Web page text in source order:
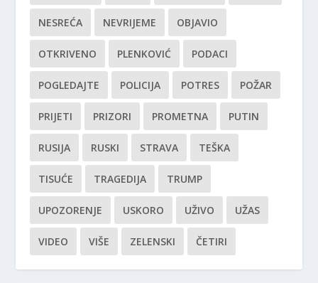
NESREĆA NEVRIJEME OBJAVIO
OTKRIVENO PLENKOVIĆ PODACI
POGLEDAJTE POLICIJA POTRES POŽAR
PRIJETI PRIZORI PROMETNA PUTIN
RUSIJA RUSKI STRAVA TEŠKA
TISUĆE TRAGEDIJA TRUMP
UPOZORENJE USKORO UŽIVO UŽAS
VIDEO VIŠE ZELENSKI ČETIRI